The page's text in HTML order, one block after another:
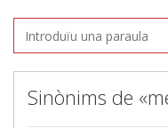
Sinònims de